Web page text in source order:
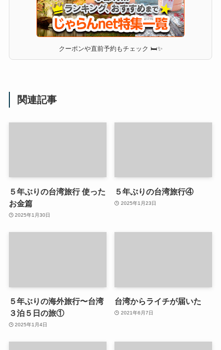
クーポンや直前予約もチェック 🛏✨
関連記事
５年ぶりの台湾旅行 使った
お金篇
2025年1月30日
５年ぶりの台湾旅行④
2025年1月23日
５年ぶりの海外旅行〜台湾
３泊５日の旅①
2025年1月4日
台湾からライチが届いた
2021年6月7日